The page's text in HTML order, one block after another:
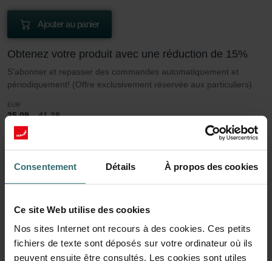
Consentement Détails À propos des cookies
Ce site Web utilise des cookies
Nos sites Internet ont recours à des cookies. Ces petits
fichiers de texte sont déposés sur votre ordinateur où ils
peuvent ensuite être consultés. Les cookies sont utiles
Ajouter au panier
Obtenez votre produit avec une réduction de 15%
S’abonner et repasser des commandes automatiquement et
périodiquement! (Offre exclusivement réservée aux particuliers)
EUR
35.09 41.28
TVA incluse
hors frais d’expédition
S’abonner
En savoir plus sur notre Jeu de filtres 2x
Coarse 60% (G4)